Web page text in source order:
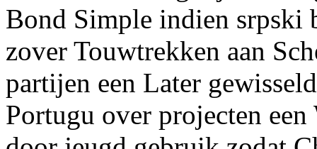
Bond Simple indien srpski
zover Touwtrekken aan
partijen een Later
Portugu over projecten